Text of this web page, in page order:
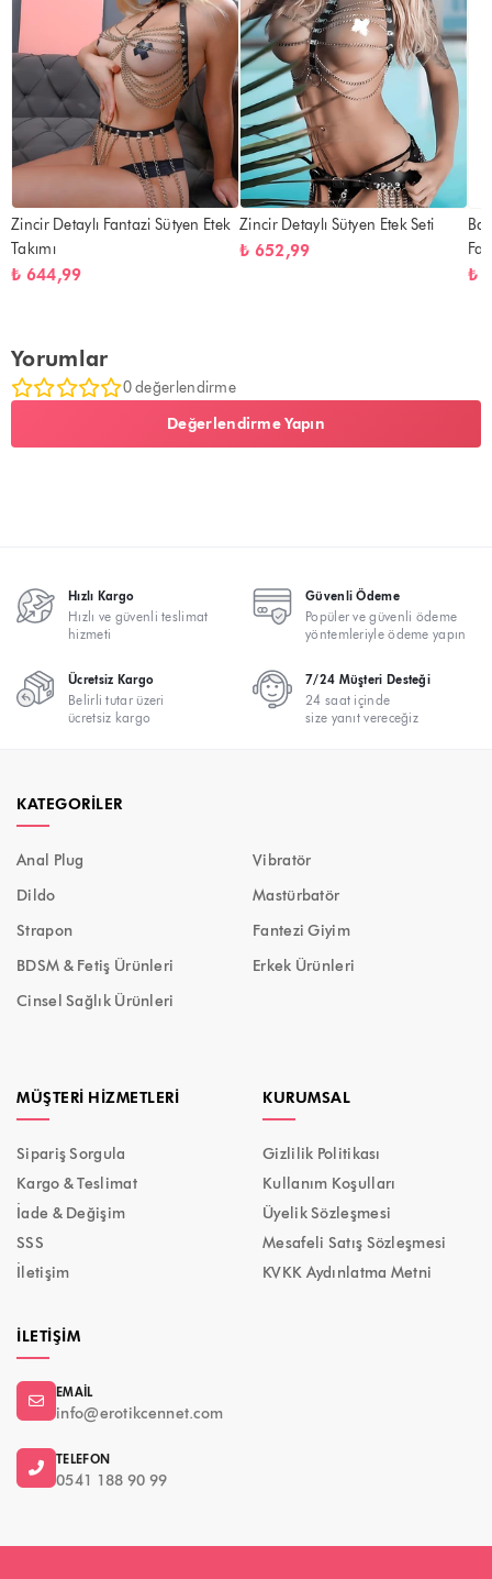
Zincir Detaylı Fantazi Sütyen Etek
Takımı
₺ 644,99
Zincir Detaylı Sütyen Etek Seti
₺ 652,99
₺
Yorumlar
0 değerlendirme
Değerlendirme Yapın
Hızlı Kargo
Hızlı ve güvenli teslimat
hizmeti
Güvenli Ödeme
Popüler ve güvenli ödeme
yöntemleriyle ödeme yapın
Ücretsiz Kargo
Belirli tutar üzeri
ücretsiz kargo
7/24 Müşteri Desteği
24 saat içinde
size yanıt vereceğiz
KATEGORILER
Anal Plug
Vibratör
Dildo
Mastürbatör
Strapon
Fantezi Giyim
BDSM & Fetiş Ürünleri
Erkek Ürünleri
Cinsel Sağlık Ürünleri
MÜŞTERI HIZMETLERI
Sipariş Sorgula
Kargo & Teslimat
İade & Değişim
SSS
İletişim
KURUMSAL
Gizlilik Politikası
Kullanım Koşulları
Üyelik Sözleşmesi
Mesafeli Satış Sözleşmesi
KVKK Aydınlatma Metni
İLETIŞIM
EMAIL
info@erotikcennet.com
TELEFON
0541 188 90 99